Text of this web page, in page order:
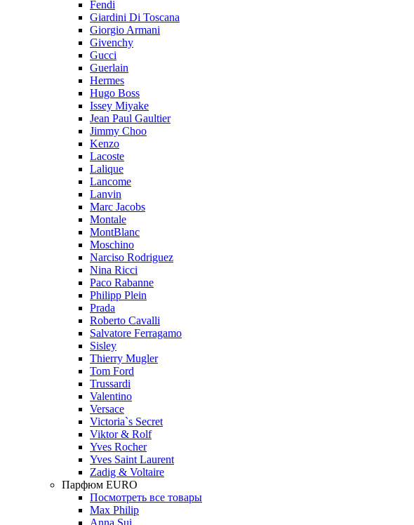
Fendi
Giardini Di Toscana
Giorgio Armani
Givenchy
Gucci
Guerlain
Hermes
Hugo Boss
Issey Miyake
Jean Paul Gaultier
Jimmy Choo
Kenzo
Lacoste
Lalique
Lancome
Lanvin
Marc Jacobs
Montale
MontBlanc
Moschino
Narciso Rodriguez
Nina Ricci
Paco Rabanne
Philipp Plein
Prada
Roberto Cavalli
Salvatore Ferragamo
Sisley
Thierry Mugler
Tom Ford
Trussardi
Valentino
Versace
Victoria`s Secret
Viktor & Rolf
Yves Rocher
Yves Saint Laurent
Zadig & Voltaire
Парфюм EURO
Посмотреть все товары
Max Philip
Anna Sui